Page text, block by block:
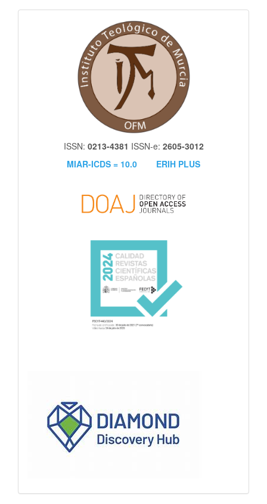
ISSN: 0213-4381 ISSN-e: 2605-3012
MIAR-ICDS = 10.0
ERIH PLUS